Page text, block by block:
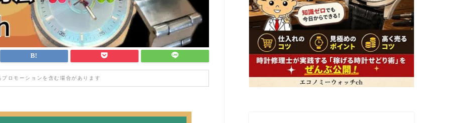
プロモーションを含む場合があります